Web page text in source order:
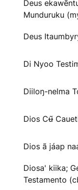
Deus
Munduruku
Deus
Di Nyoo
Diiloŋ-nelma
Dios Cʉ̃
Dios ã jáap
Diosa' kiika;
Testamento